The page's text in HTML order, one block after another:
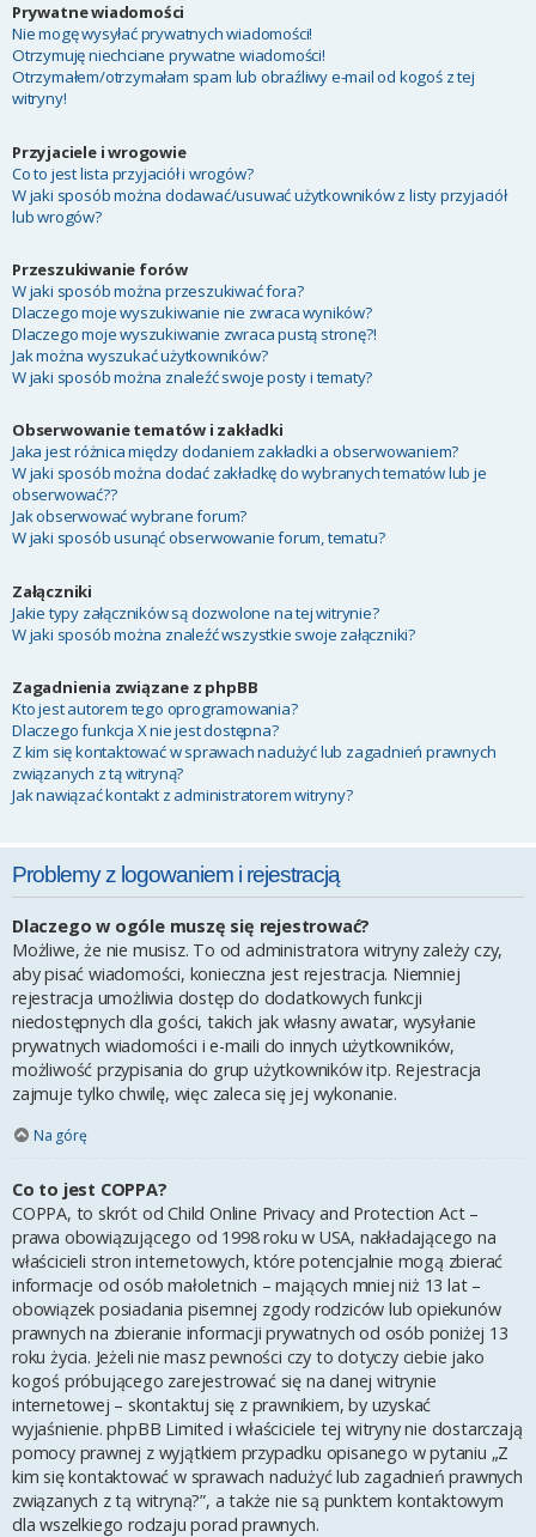
Prywatne wiadomości
Nie mogę wysyłać prywatnych wiadomości!
Otrzymuję niechciane prywatne wiadomości!
Otrzymałem/otrzymałam spam lub obraźliwy e-mail od kogoś z tej
witryny!
Przyjaciele i wrogowie
Co to jest lista przyjaciół i wrogów?
W jaki sposób można dodawać/usuwać użytkowników z listy przyjaciół
lub wrogów?
Przeszukiwanie forów
W jaki sposób można przeszukiwać fora?
Dlaczego moje wyszukiwanie nie zwraca wyników?
Dlaczego moje wyszukiwanie zwraca pustą stronę?!
Jak można wyszukać użytkowników?
W jaki sposób można znaleźć swoje posty i tematy?
Obserwowanie tematów i zakładki
Jaka jest różnica między dodaniem zakładki a obserwowaniem?
W jaki sposób można dodać zakładkę do wybranych tematów lub je
obserwować??
Jak obserwować wybrane forum?
W jaki sposób usunąć obserwowanie forum, tematu?
Załączniki
Jakie typy załączników są dozwolone na tej witrynie?
W jaki sposób można znaleźć wszystkie swoje załączniki?
Zagadnienia związane z phpBB
Kto jest autorem tego oprogramowania?
Dlaczego funkcja X nie jest dostępna?
Z kim się kontaktować w sprawach nadużyć lub zagadnień prawnych
związanych z tą witryną?
Jak nawiązać kontakt z administratorem witryny?
Problemy z logowaniem i rejestracją
Dlaczego w ogóle muszę się rejestrować?
Możliwe, że nie musisz. To od administratora witryny zależy czy,
aby pisać wiadomości, konieczna jest rejestracja. Niemniej
rejestracja umożliwia dostęp do dodatkowych funkcji
niedostępnych dla gości, takich jak własny awatar, wysyłanie
prywatnych wiadomości i e-maili do innych użytkowników,
możliwość przypisania do grup użytkowników itp. Rejestracja
zajmuje tylko chwilę, więc zaleca się jej wykonanie.
Na górę
Co to jest COPPA?
COPPA, to skrót od Child Online Privacy and Protection Act –
prawa obowiązującego od 1998 roku w USA, nakładającego na
właścicieli stron internetowych, które potencjalnie mogą zbierać
informacje od osób małoletnich – mających mniej niż 13 lat –
obowiązek posiadania pisemnej zgody rodziców lub opiekunów
prawnych na zbieranie informacji prywatnych od osób poniżej 13
roku życia. Jeżeli nie masz pewności czy to dotyczy ciebie jako
kogoś próbującego zarejestrować się na danej witrynie
internetowej – skontaktuj się z prawnikiem, by uzyskać
wyjaśnienie. phpBB Limited i właściciele tej witryny nie dostarczają
pomocy prawnej z wyjątkiem przypadku opisanego w pytaniu „Z
kim się kontaktować w sprawach nadużyć lub zagadnień prawnych
związanych z tą witryną?”, a także nie są punktem kontaktowym
dla wszelkiego rodzaju porad prawnych.